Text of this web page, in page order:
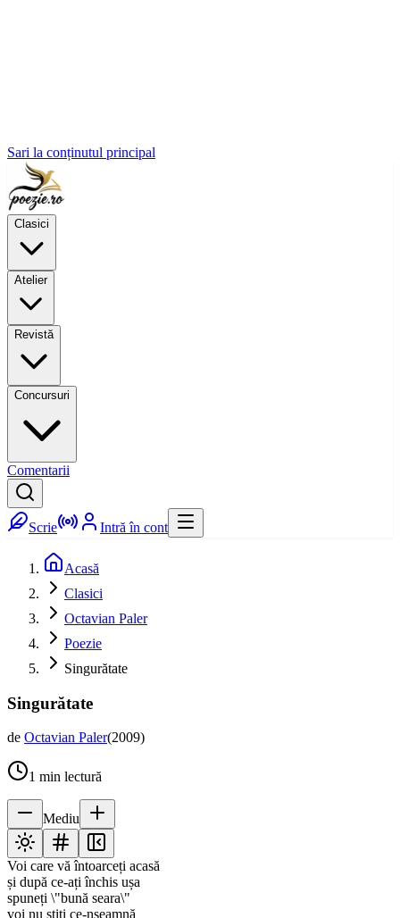
Sari la conținutul principal
Clasici
Atelier
Revistă
Concursuri
Comentarii
Scrie Intră în cont
Acasă
Clasici
Octavian Paler
Poezie
Singurătate
Singurătate
de Octavian Paler(2009)
1 min lectură
Mediu
Voi care vă întoarceți acasă
și după ce-ați închis ușa
spuneți \"bună seara\"
voi nu știți ce-nseamnă